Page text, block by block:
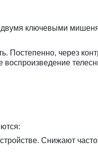
двумя ключевыми
Постепенно, через
Снижают